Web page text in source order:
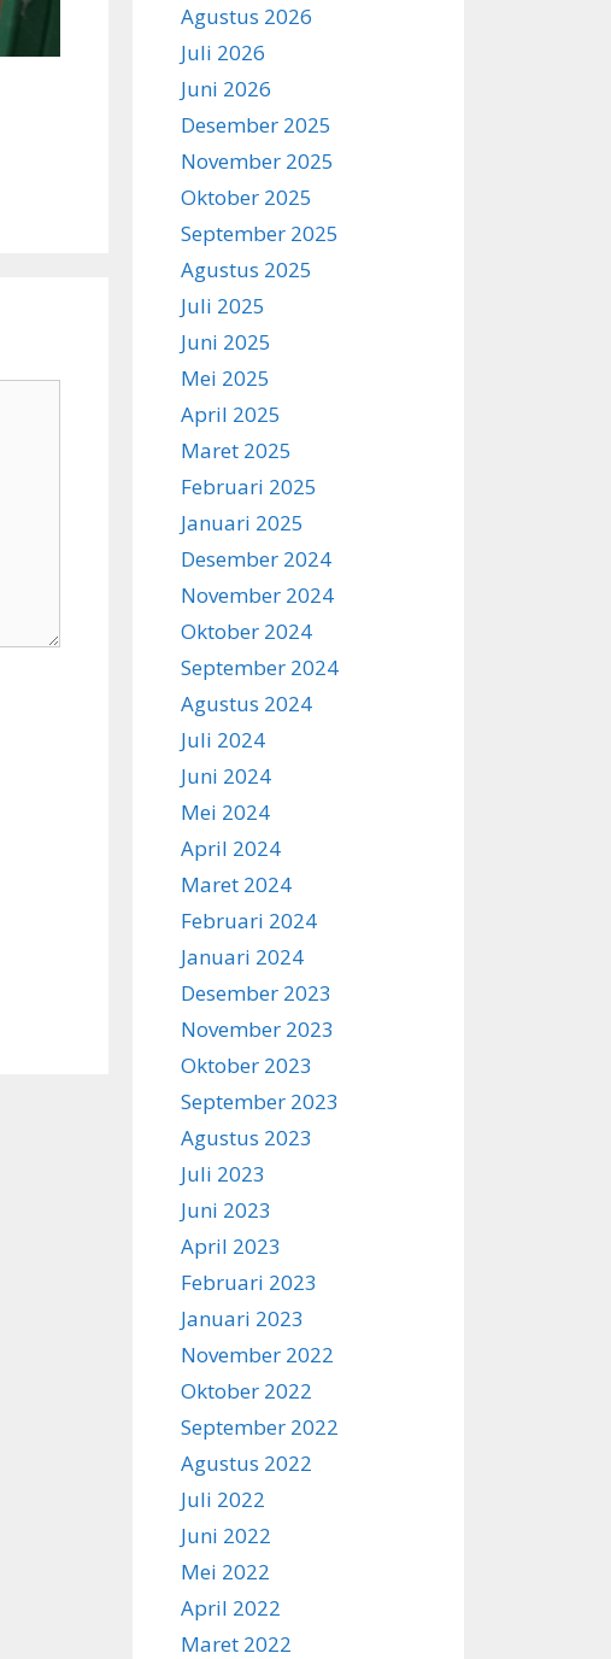
Agustus 2026
Juli 2026
Juni 2026
Desember 2025
November 2025
Oktober 2025
September 2025
Agustus 2025
Juli 2025
Juni 2025
Mei 2025
April 2025
Maret 2025
Februari 2025
Januari 2025
Desember 2024
November 2024
Oktober 2024
September 2024
Agustus 2024
Juli 2024
Juni 2024
Mei 2024
April 2024
Maret 2024
Februari 2024
Januari 2024
Desember 2023
November 2023
Oktober 2023
September 2023
Agustus 2023
Juli 2023
Juni 2023
April 2023
Februari 2023
Januari 2023
November 2022
Oktober 2022
September 2022
Agustus 2022
Juli 2022
Juni 2022
Mei 2022
April 2022
Maret 2022